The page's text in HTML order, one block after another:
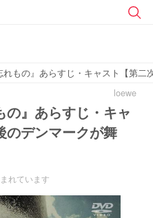
もの』あらすじ・キャスト【第二
loewe
の』あらすじ・キャ
のデンマークが舞
れています